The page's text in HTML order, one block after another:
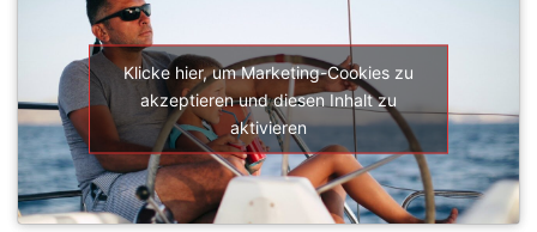
Klicke hier, um Marketing-Cookies zu
akzeptieren und diesen Inhalt zu
aktivieren